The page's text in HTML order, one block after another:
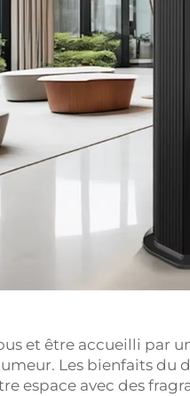
et être accueilli par
Les bienfaits du
espace avec des